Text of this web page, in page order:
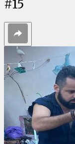
#15